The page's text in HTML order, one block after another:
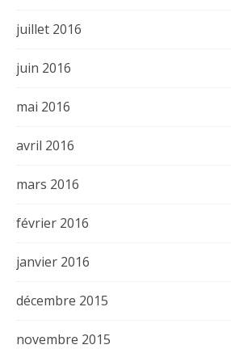
juillet 2016
juin 2016
mai 2016
avril 2016
mars 2016
février 2016
janvier 2016
décembre 2015
novembre 2015